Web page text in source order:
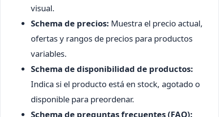
visual.
Schema de precios: Muestra el precio actual,
ofertas y rangos de precios para productos
variables.
Schema de disponibilidad de productos:
Indica si el producto está en stock, agotado o
disponible para preordenar.
Schema de preguntas frecuentes (FAQ):